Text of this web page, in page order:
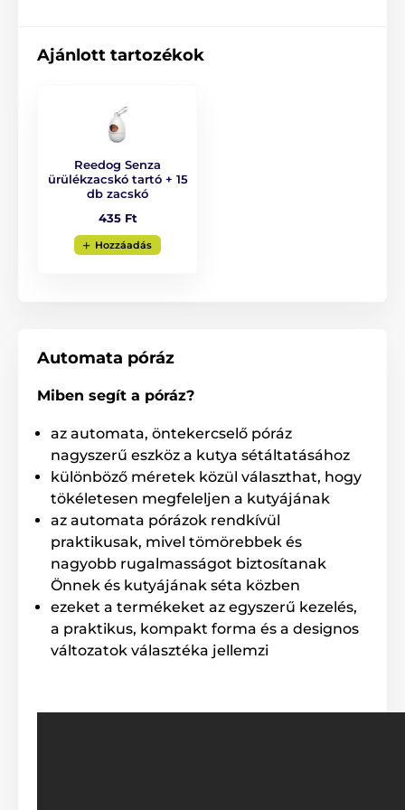
Intuitív vezérlés egyetlen gombnyomással
3 fékezési mód
Folyamatos szalag-tekercselés
Extra erős szalag
Ergonomikus fogantyú
Stílusos megjelenés
Tömör, krómozott karabiner
teljes mértékben
Ajánlott tartozékok
Reedog Senza
ürülékzacskó tartó + 15
db zacskó
435 Ft
Hozzáadás
Automata póráz
Miben segít a póráz?
az automata, öntekercselő póráz
nagyszerű eszköz a kutya sétáltatásához
különböző méretek közül választhat, hogy
tökéletesen megfeleljen a kutyájának
az automata pórázok rendkívül
praktikusak, mivel tömörebbek és
nagyobb rugalmasságot biztosítanak
Önnek és kutyájának séta közben
ezeket a termékeket az egyszerű kezelés,
a praktikus, kompakt forma és a designos
változatok választéka jellemzi